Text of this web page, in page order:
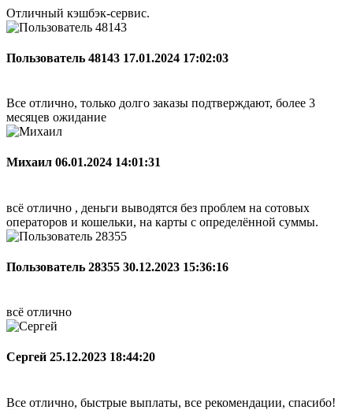
Отличный кэшбэк-сервис.
Пользователь 48143 17.01.2024 17:02:03
Все отлично, только долго заказы подтверждают, более 3
месяцев ожидание
Михаил 06.01.2024 14:01:31
всё отлично , деньги выводятся без проблем на сотовых
операторов и кошельки, на карты с определённой суммы.
Пользователь 28355 30.12.2023 15:36:16
всё отлично
Сергей 25.12.2023 18:44:20
Все отлично, быстрые выплаты, все рекомендации, спасибо!